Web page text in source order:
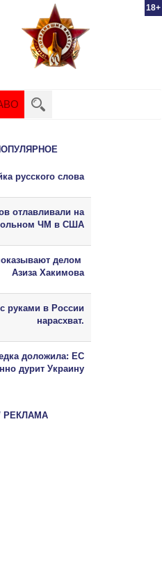
18+
русского слова
отлавливали на
ЧМ в США
делом
Азиза Хакимова
руками в России
нарасхват.
доложила: ЕС
дурит Украину
РЕКЛАМА